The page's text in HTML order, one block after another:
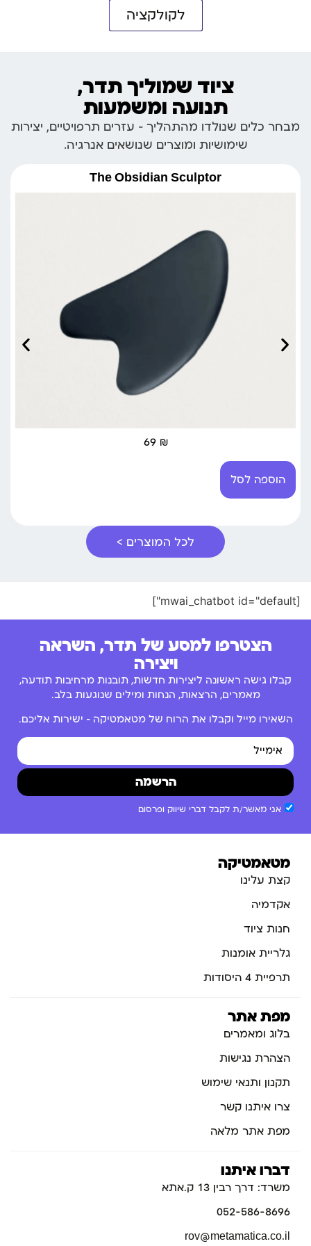
לקולקציה
ציוד שמוליך תדר,
תנועה ומשמעות
מבחר כלים שנולדו מהתהליך – עזרים תרפויטיים, יצירות
שימושיות ומוצרים שנושאים אנרגיה.
The Obsidian Sculptor
69 ₪
הוספה לסל
לכל המוצרים >
[mwai_chatbot id="default"]
הצטרפו למסע של תדר, השראה
ויצירה
קבלו גישה ראשונה ליצירות חדשות, תובנות מרחיבות תודעה,
מאמרים, הרצאות, הנחות ומילים שנוגעות בלב.
השאירו מייל וקבלו את הרוח של מטאמטיקה – ישירות אליכם.
אני מאשר/ת לקבל דברי שיווק ופרסום
הרשמה
מטאמטיקה
קצת עלינו
אקדמיה
חנות ציוד
גלריית אומנות
תרפיית 4 היסודות
מפת אתר
בלוג ומאמרים
הצהרת נגישות
תקנון ותנאי שימוש
צרו איתנו קשר
מפת אתר מלאה
דברו איתנו
משרד: דרך רבין 13 ק.אתא
052-586-8696
rov@metamatica.co.il